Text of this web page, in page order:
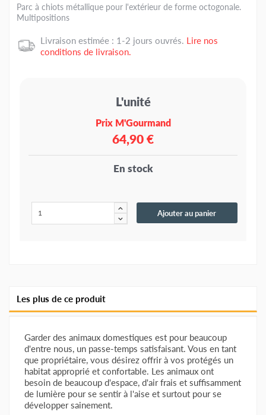
Parc à chiots métallique pour l'extérieur de forme octogonale.
Multipositions
Livraison estimée : 1-2 jours ouvrés. Lire nos
conditions de livraison.
L'unité
Prix M'Gourmand
64,90 €
En stock
Ajouter au panier
Les plus de ce produit
Garder des animaux domestiques est pour beaucoup
d'entre nous, un passe-temps satisfaisant. Vous en tant
que propriétaire, vous désirez offrir à vos protégés un
habitat approprié et confortable. Les animaux ont
besoin de beaucoup d'espace, d'air frais et suffisamment
de lumière pour se sentir à l'aise et surtout pour se
développer sainement.